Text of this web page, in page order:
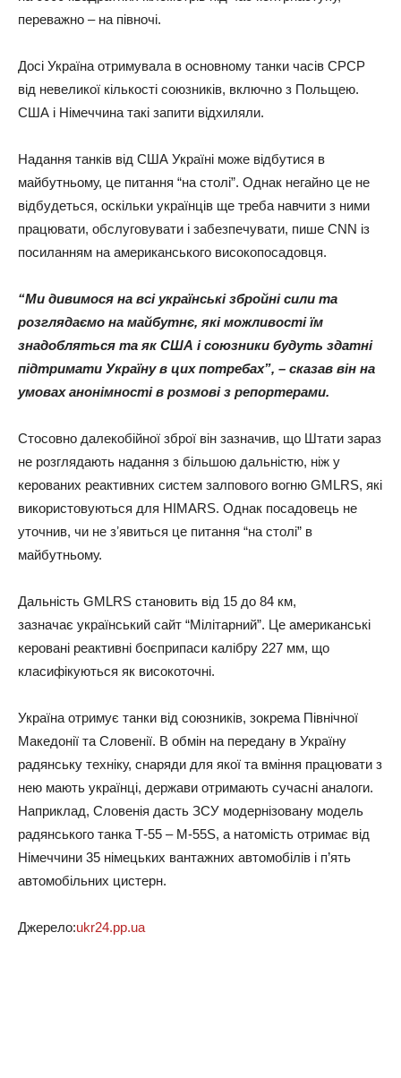
переважно – на півночі.
Досі Україна отримувала в основному танки часів СРСР
від невеликої кількості союзників, включно з Польщею.
США і Німеччина такі запити відхиляли.
Надання танків від США Україні може відбутися в
майбутньому, це питання “на столі”. Однак негайно це не
відбудеться, оскільки українців ще треба навчити з ними
працювати, обслуговувати і забезпечувати, пише CNN із
посиланням на американського високопосадовця.
“Ми дивимося на всі українські збройні сили та
розглядаємо на майбутнє, які можливості їм
знадобляться та як США і союзники будуть здатні
підтримати Україну в цих потребах”, – сказав він на
умовах анонімності в розмові з репортерами.
Стосовно далекобійної зброї він зазначив, що Штати зараз
не розглядають надання з більшою дальністю, ніж у
керованих реактивних систем залпового вогню GMLRS, які
використовуються для HIMARS. Однак посадовець не
уточнив, чи не зʼявиться це питання “на столі” в
майбутньому.
Дальність GMLRS становить від 15 до 84 км,
зазначає український сайт “Мілітарний”. Це американські
керовані реактивні боєприпаси калібру 227 мм, що
класифікуються як високоточні.
Україна отримує танки від союзників, зокрема Північної
Македонії та Словенії. В обмін на передану в Україну
радянську техніку, снаряди для якої та вміння працювати з
нею мають українці, держави отримають сучасні аналоги.
Наприклад, Словенія дасть ЗСУ модернізовану модель
радянського танка Т-55 – М-55S, а натомість отримає від
Німеччини 35 німецьких вантажних автомобілів і п’ять
автомобільних цистерн.
Джерело:ukr24.pp.ua